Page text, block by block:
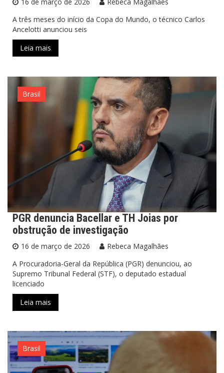
16 de março de 2026
Rebeca Magalhães
A três meses do início da Copa do Mundo, o técnico Carlos
Ancelotti anunciou seis
Leia mais
Brasil
PGR denuncia Bacellar e TH Joias por
obstrução de investigação
16 de março de 2026
Rebeca Magalhães
A Procuradoria-Geral da República (PGR) denunciou, ao
Supremo Tribunal Federal (STF), o deputado estadual
licenciado
Leia mais
Brasil